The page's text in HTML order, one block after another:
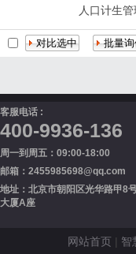
人口计生管
客服电话 :
400-9936-136
周一到周五：09:00-18:00
邮箱：2455985698@qq.com
地址：北京市朝阳区光华路甲8
大厦A座
网站首页 | 智